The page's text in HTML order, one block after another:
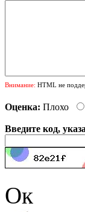
Внимание: HTML не
Оценка: Плохо
Введите код,
Ок